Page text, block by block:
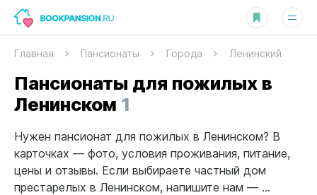
Главная Пансионаты Города Ленинский
Пансионаты для пожилых в
Ленинском 1
Нужен пансионат для пожилых в Ленинском? В
карточках — фото, условия проживания, питание,
цены и отзывы. Если выбираете частный дом
престарелых в Ленинском, напишите нам — ...